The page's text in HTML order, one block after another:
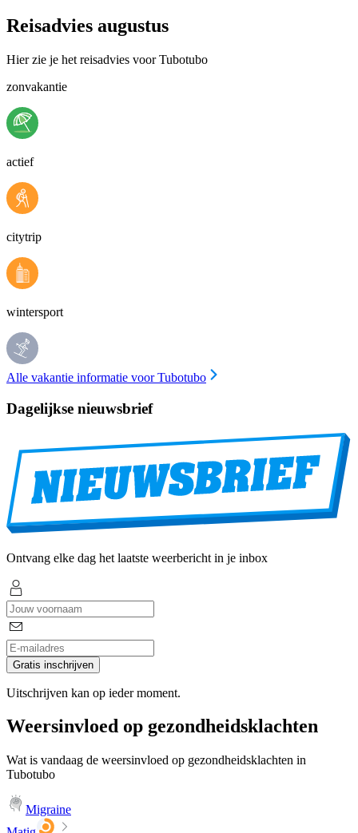
Reisadvies augustus
Hier zie je het reisadvies voor Tubotubo
zonvakantie
actief
citytrip
wintersport
Alle vakantie informatie voor Tubotubo
Dagelijkse nieuwsbrief
Ontvang elke dag het laatste weerbericht in je inbox
Gratis inschrijven
Uitschrijven kan op ieder moment.
Weersinvloed op gezondheidsklachten
Wat is vandaag de weersinvloed op gezondheidsklachten in
Tubotubo
Migraine